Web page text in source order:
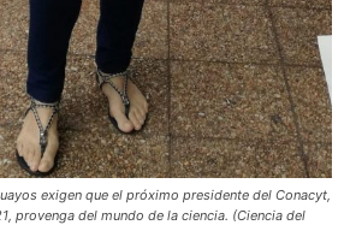
exigen que el próximo presidente del Conacyt,
provenga del mundo de la ciencia. (Ciencia del